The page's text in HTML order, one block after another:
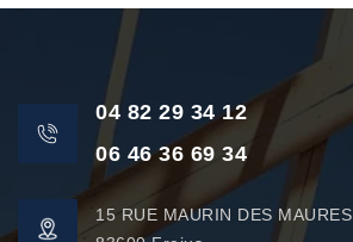
04 82 29 34 12
06 46 36 69 34
15 RUE MAURIN DES MAURES